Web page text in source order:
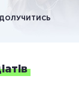
ДОЛУЧИТИСЬ